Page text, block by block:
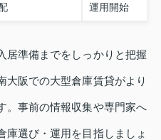
運用開始
居準備までをしっかりと把握
大阪での大型倉庫賃貸がより
。事前の情報収集や専門家へ
庫選び・運用を目指しましょ